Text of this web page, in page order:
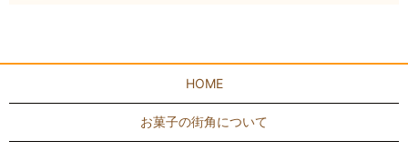
HOME
お菓子の街角について